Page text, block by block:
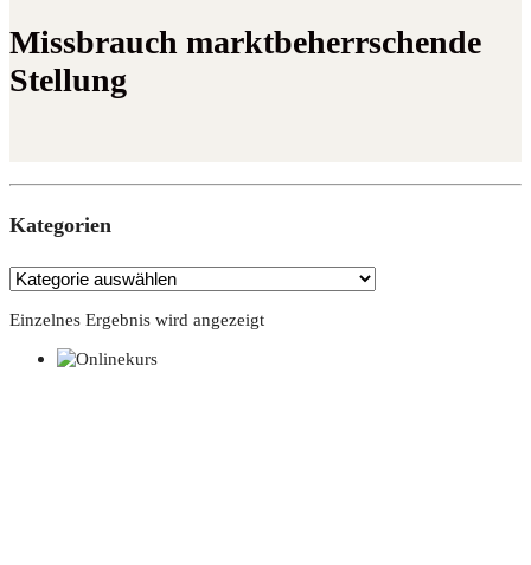
Missbrauch marktbeherrschende
Stellung
Kate­go­rien
Einzelnes Ergebnis wird angezeigt